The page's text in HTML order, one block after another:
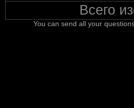
Всего
You can send all your